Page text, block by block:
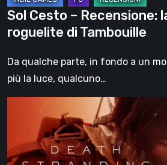
Sol Cesto – Recensione:
roguelite di Tambouille
Da qualche parte, in fondo a un
più la luce, qualcuno…
Stranding
On